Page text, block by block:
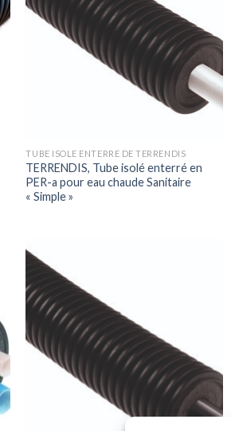
TUBE ISOLE ENTERRE DE TERRENDIS
TERRENDIS, Tube isolé enterré en
PER-a pour eau chaude Sanitaire
« Simple »